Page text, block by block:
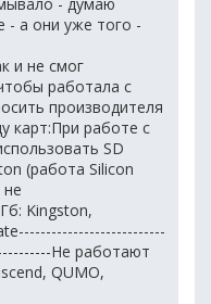
- а они уже того -
и не смог
работала с
производителя
карт:При работе с
SD
(работа Silicon
Kingston,
Не работают
QUMO,